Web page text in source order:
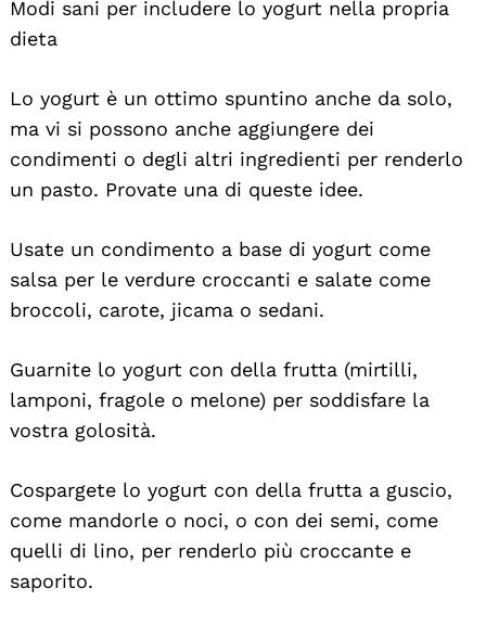
Modi sani per includere lo yogurt nella propria
dieta
Lo yogurt è un ottimo spuntino anche da solo,
ma vi si possono anche aggiungere dei
condimenti o degli altri ingredienti per renderlo
un pasto. Provate una di queste idee.
Usate un condimento a base di yogurt come
salsa per le verdure croccanti e salate come
broccoli, carote, jicama o sedani.
Guarnite lo yogurt con della frutta (mirtilli,
lamponi, fragole o melone) per soddisfare la
vostra golosità.
Cospargete lo yogurt con della frutta a guscio,
come mandorle o noci, o con dei semi, come
quelli di lino, per renderlo più croccante e
saporito.